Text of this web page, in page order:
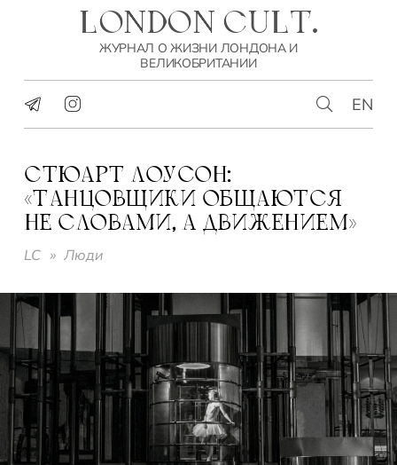
LONDON CULT.
ЖУРНАЛ О ЖИЗНИ ЛОНДОНА И
ВЕЛИКОБРИТАНИИ
EN
СТЮАРТ ЛОУСОН:
«ТАНЦОВЩИКИ ОБЩАЮТСЯ
НЕ СЛОВАМИ, А ДВИЖЕНИЕМ»
LC » Люди